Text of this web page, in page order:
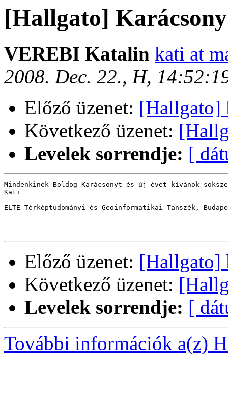
[Hallgato] Karácsony
VEREBI Katalin kati at
2008. Dec. 22., H,
Előző üzenet: [Hallgato]
Következő üzenet:
Levelek sorrendje: [
Mindenkinek Boldog Karácsonyt és új évet kívánok
Kati
ELTE Térképtudományi és Geoinformatikai Tanszék,
Előző üzenet: [Hallgato]
Következő üzenet:
Levelek sorrendje: [
További információk a(z)